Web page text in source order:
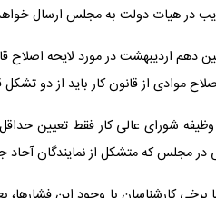
در هیات دولت به مجلس ارسال
دهم اردیبهشت در مورد لایحه اصلاح
اصلاح موادی از قانون کار باید از دو
شورای عالی کار فقط تعیین
در مجلس که متشکل از نمایندگان